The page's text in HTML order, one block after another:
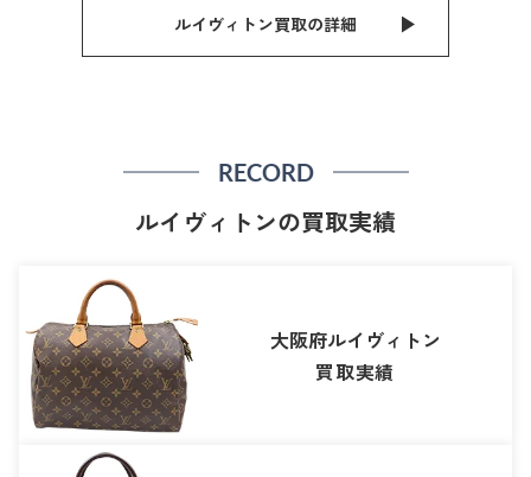
ルイヴィトン買取の詳細
RECORD
ルイヴィトンの買取実績
大阪府ルイヴィトン
買取実績